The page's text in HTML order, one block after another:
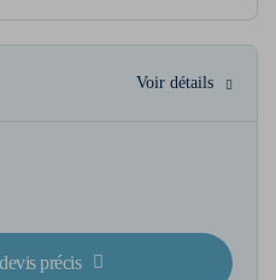
Voir détails
précis